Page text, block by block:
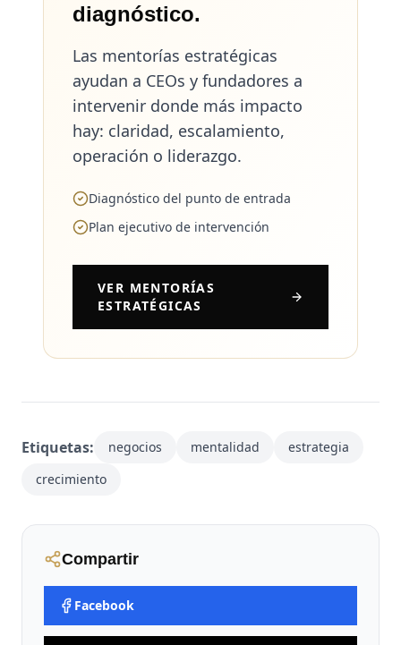
Compartir
Facebook
diagnóstico.
Las mentorías estratégicas
ayudan a CEOs y fundadores a
intervenir donde más impacto
hay: claridad, escalamiento,
operación o liderazgo.
Diagnóstico del punto de entrada
Plan ejecutivo de intervención
VER MENTORÍAS
ESTRATÉGICAS
Etiquetas: negocios mentalidad
estrategia
crecimiento